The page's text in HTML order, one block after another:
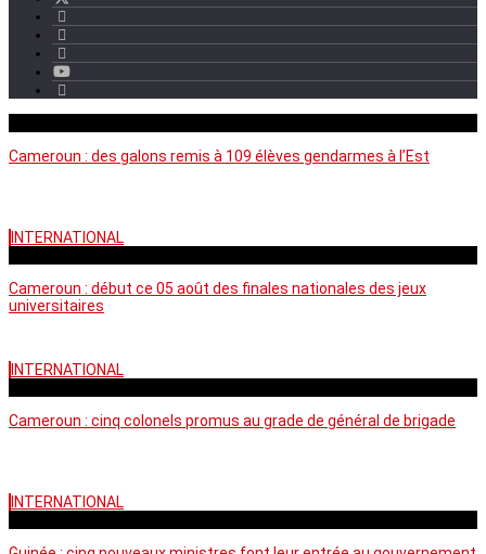
Cameroun : des galons remis à 109 élèves gendarmes à l’Est
INTERNATIONAL
Cameroun : début ce 05 août des finales nationales des jeux
universitaires
INTERNATIONAL
Cameroun : cinq colonels promus au grade de général de brigade
INTERNATIONAL